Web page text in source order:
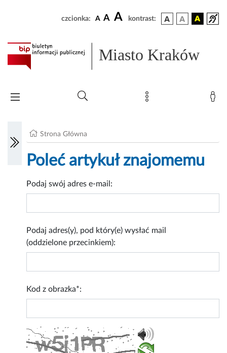
czcionka: A A A kontrast:
Miasto Kraków
Strona Główna
Poleć artykuł znajomemu
Podaj swój adres e-mail:
Podaj adres(y), pod który(e) wysłać mail
(oddzielone przecinkiem):
Kod z obrazka*: